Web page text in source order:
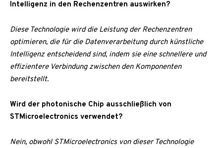
Intelligenz in den Rechenzentren auswirken?
Diese Technologie wird die Leistung der Rechenzentren
optimieren, die für die Datenverarbeitung durch künstliche
Intelligenz entscheidend sind, indem sie eine schnellere und
effizientere Verbindung zwischen den Komponenten
bereitstellt.
Wird der photonische Chip ausschließlich von
STMicroelectronics verwendet?
Nein, obwohl STMicroelectronics von dieser Technologie